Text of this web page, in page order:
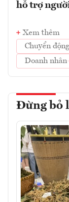
hỗ trợ
Xem thêm
Chuyển động
Doanh nhân
Đừng bỏ